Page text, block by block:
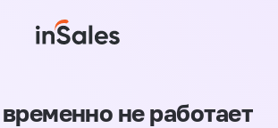
не работает